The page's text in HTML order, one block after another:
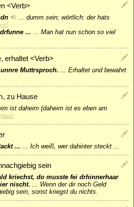
<Verb>
... dumm sein; wörtlich: der hats
]
... ... Man hat nun schon so viel
erhaltet <Verb>
Muttrsproch. ... Erhaltet und bewahrt
zu Hause
ist daheim (daheim ist es eben am
haus]
... ... Ich weiß, wer dahinter steckt ...
sein
kriechst, do musste fei drhinnerhaar
nischt. ... Wenn der dir noch Geld
sein, sonst kriegst du nichts.